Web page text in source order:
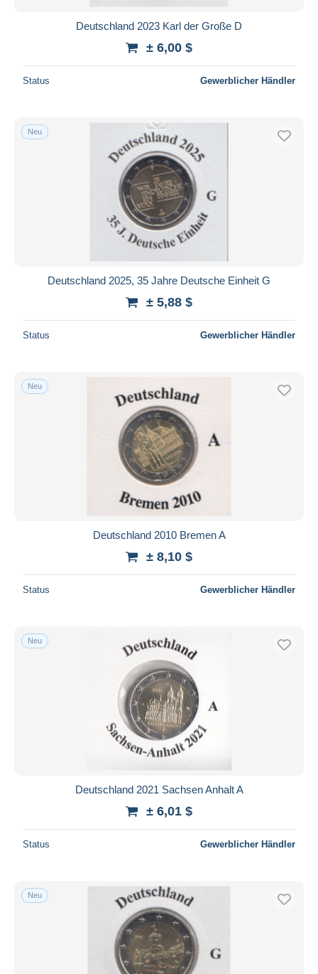
Deutschland 2023 Karl der Große D
± 6,00 $
Status Gewerblicher Händler
Neu
Deutschland 2025, 35 Jahre Deutsche Einheit G
± 5,88 $
Status Gewerblicher Händler
Neu
Deutschland 2010 Bremen A
± 8,10 $
Status Gewerblicher Händler
Neu
Deutschland 2021 Sachsen Anhalt A
± 6,01 $
Status Gewerblicher Händler
Neu